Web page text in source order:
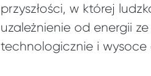
przyszłości, w której
uzależnienie od energii
technologicznie i wysoce